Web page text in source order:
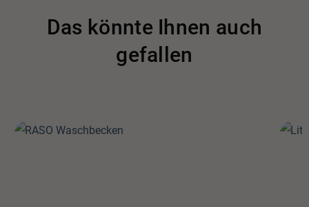
Das könnte Ihnen auch
gefallen